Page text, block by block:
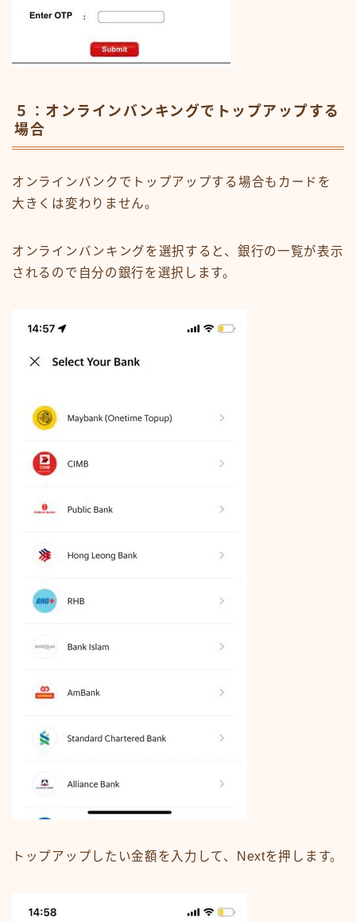
５：オンラインバンキングでトップアップする
場合
オンラインバンクでトップアップする場合もカードを
大きくは変わりません。
オンラインバンキングを選択すると、銀行の一覧が表示
されるので自分の銀行を選択します。
トップアップしたい金額を入力して、Nextを押します。